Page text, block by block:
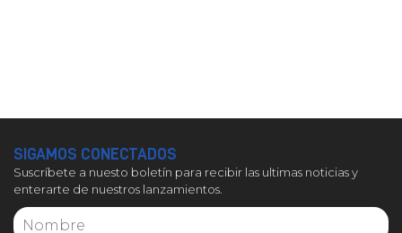
SIGAMOS CONECTADOS
Suscríbete a nuesto boletín para recibir las ultimas noticias y
enterarte de nuestros lanzamientos.